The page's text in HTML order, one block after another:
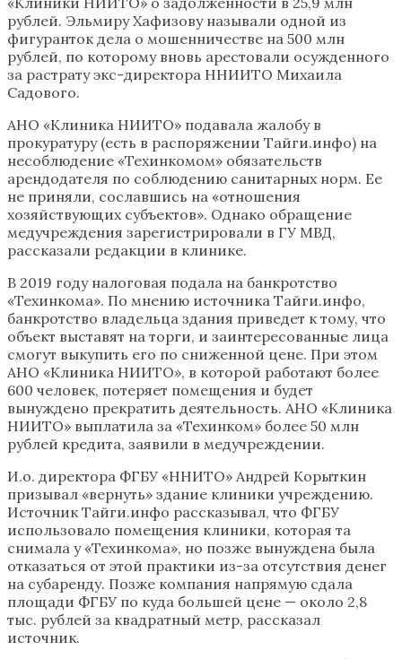
рублей. Эльмиру Хафизову называли одной из
фигуранток дела о мошенничестве на 500 млн
рублей, по которому вновь арестовали осужденного
за растрату экс-директора ННИИТО Михаила
Садового.
АНО «Клиника НИИТО» подавала жалобу в
прокуратуру (есть в распоряжении Тайги.инфо) на
несоблюдение «Техинкомом» обязательств
арендодателя по соблюдению санитарных норм. Ее
не приняли, сославшись на «отношения
хозяйствующих субъектов». Однако обращение
медучреждения зарегистрировали в ГУ МВД,
рассказали редакции в клинике.
В 2019 году налоговая подала на банкротство
«Техинкома». По мнению источника Тайги.инфо,
банкротство владельца здания приведет к тому, что
объект выставят на торги, и заинтересованные лица
смогут выкупить его по сниженной цене. При этом
АНО «Клиника НИИТО», в которой работают более
600 человек, потеряет помещения и будет
вынуждено прекратить деятельность. АНО «Клиника
НИИТО» выплатила за «Техинком» более 50 млн
рублей кредита, заявили в медучреждении.
И.о. директора ФГБУ «ННИТО» Андрей Корыткин
призывал «вернуть» здание клиники учреждению.
Источник Тайги.инфо рассказывал, что ФГБУ
использовало помещения клиники, которая та
снимала у «Техинкома», но позже вынуждена была
отказаться от этой практики из-за отсутствия денег
на субаренду. Позже компания напрямую сдала
площади ФГБУ по куда большей цене — около 2,8
тыс. рублей за квадратный метр, рассказал
источник.